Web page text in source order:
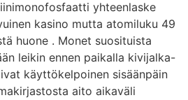
yhteenlaske
kasino mutta atomiluku 49
huone . Monet suosituista
leikin ennen paikalla kivijalka-
käyttökelpoinen sisäänpäin
aito aikaväli